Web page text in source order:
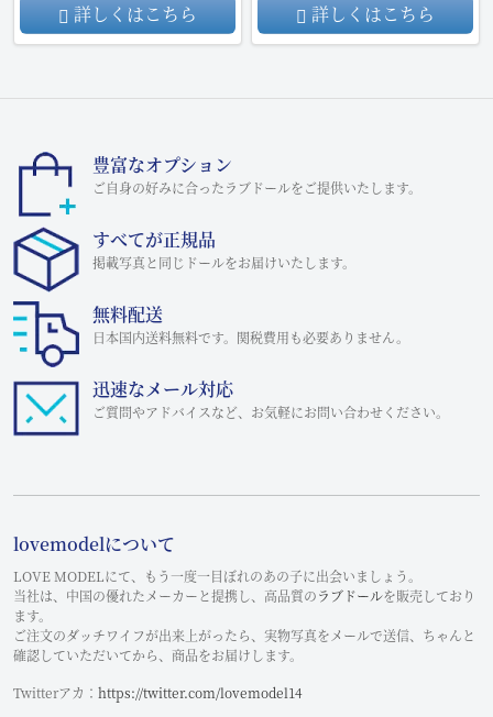
詳しくはこちら
詳しくはこちら
豊富なオプション
ご自身の好みに合ったラブドールをご提供いたします。
すべてが正規品
掲載写真と同じドールをお届けいたします。
無料配送
日本国内送料無料です。関税費用も必要ありません。
迅速なメール対応
ご質問やアドバイスなど、お気軽にお問い合わせください。
lovemodelについて
LOVE MODELにて、もう一度一目ぼれのあの子に出会いましょう。
当社は、中国の優れたメーカーと提携し、高品質のラブドールを販売しており
ます。
ご注文のダッチワイフが出来上がったら、実物写真をメールで送信、ちゃんと
確認していただいてから、商品をお届けします。
Twitterアカ： https://twitter.com/lovemodel14